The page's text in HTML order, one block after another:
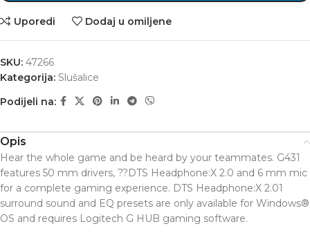
Uporedi Dodaj u omiljene
SKU: 47266
Kategorija: Slušalice
Podijeli na:
Opis
Hear the whole game and be heard by your teammates. G431
features 50 mm drivers, ??DTS Headphone:X 2.0 and 6 mm mic
for a complete gaming experience. DTS Headphone:X 2.01
surround sound and EQ presets are only available for Windows®
OS and requires Logitech G HUB gaming software.